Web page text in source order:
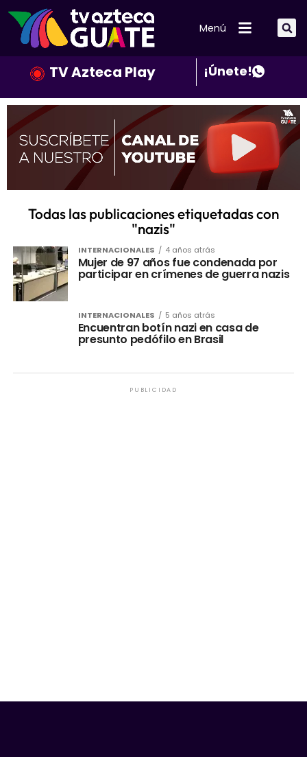
Menú
TV Azteca Play ¡Únete!
Todas las publicaciones etiquetadas con
"nazis"
INTERNACIONALES 4 años atrás
Mujer de 97 años fue condenada por
participar en crímenes de guerra nazis
INTERNACIONALES 5 años atrás
Encuentran botín nazi en casa de
presunto pedófilo en Brasil
PUBLICIDAD